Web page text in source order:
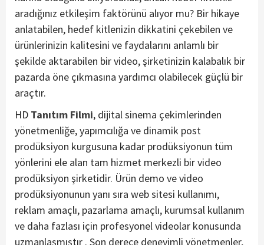
aradığınız etkileşim faktörünü alıyor mu? Bir hikaye
anlatabilen, hedef kitlenizin dikkatini çekebilen ve
ürünlerinizin kalitesini ve faydalarını anlamlı bir
şekilde aktarabilen bir video, şirketinizin kalabalık bir
pazarda öne çıkmasına yardımcı olabilecek güçlü bir
araçtır.
HD Tanıtım Filmi, dijital sinema çekimlerinden
yönetmenliğe, yapımcılığa ve dinamik post
prodüksiyon kurgusuna kadar prodüksiyonun tüm
yönlerini ele alan tam hizmet merkezli bir video
prodüksiyon şirketidir. Ürün demo ve video
prodüksiyonunun yanı sıra web sitesi kullanımı,
reklam amaçlı, pazarlama amaçlı, kurumsal kullanım
ve daha fazlası için profesyonel videolar konusunda
uzmanlaşmıştır . Son derece deneyimli yönetmenler,